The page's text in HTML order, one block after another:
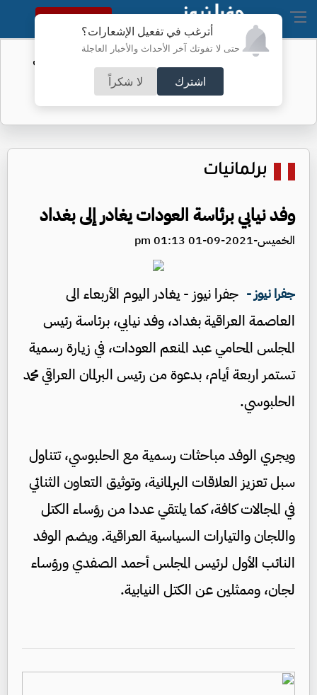
أترغب في تفعيل الإشعارات؟
حتى لا تفوتك آخر الأحداث والأخبار العاجلة
اشترك لا شكراً
النسخة الكاملة
الفيفا يحول مستحقات الأردن المالية من
كأس العرب
برلمانيات
وفد نيابي برئاسة العودات يغادر إلى بغداد
الخميس-2021-09-01 01:13 pm
جفرا نيوز - جفرا نيوز - يغادر اليوم الأربعاء الى
العاصمة العراقية بغداد، وفد نيابي، برئاسة رئيس
المجلس المحامي عبد المنعم العودات، في زيارة رسمية
تستمر اربعة أيام، بدعوة من رئيس البرلمان العراقي محمد
الحلبوسي.
ويجري الوفد مباحثات رسمية مع الحلبوسي، تتناول
سبل تعزيز العلاقات البرلمانية، وتوثيق التعاون الثنائي
في المجالات كافة، كما يلتقي عددا من رؤساء الكتل
واللجان والتيارات السياسية العراقية. ويضم الوفد
النائب الأول لرئيس المجلس أحمد الصفدي ورؤساء
لجان، وممثلين عن الكتل النيابية.